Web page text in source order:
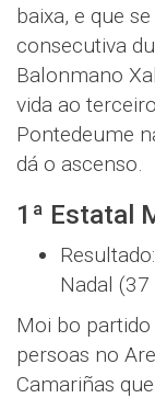
baixa, e que
consecutiva
Balonmano
vida ao
Pontedeume
dá o ascenso.
1ª Estatal
Nadal (37
Moi bo
persoas no
Camariñas